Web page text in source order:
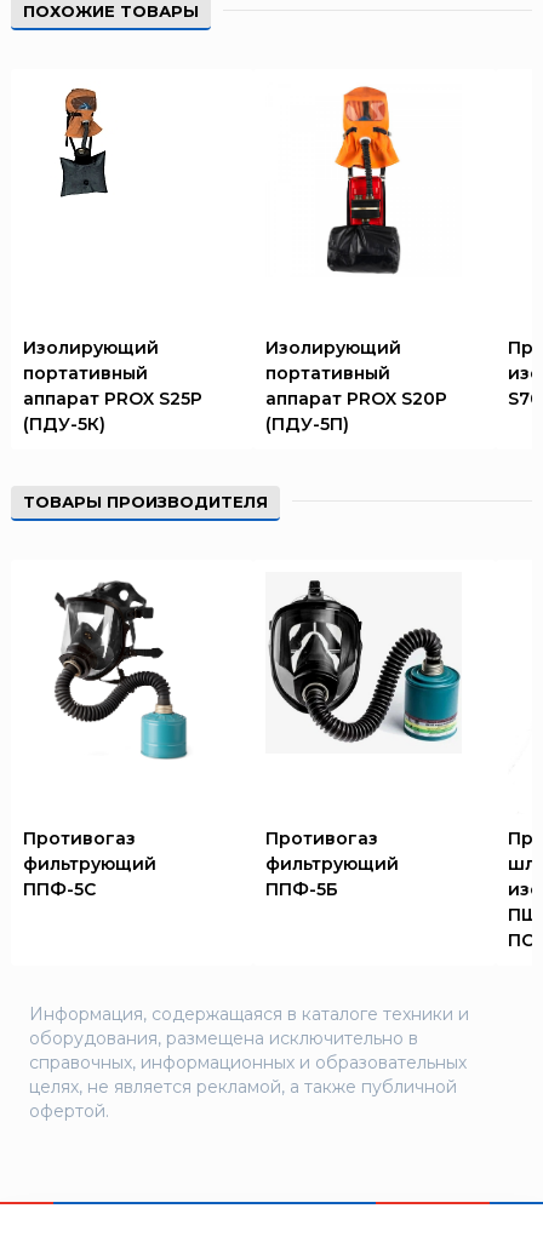
ПОХОЖИЕ ТОВАРЫ
Изолирующий
портативный
аппарат PROX S25P
(ПДУ-5К)
Изолирующий
портативный
аппарат PROX S20P
(ПДУ-5П)
ТОВАРЫ ПРОИЗВОДИТЕЛЯ
Противогаз
фильтрующий
ППФ-5С
Противогаз
фильтрующий
ППФ-5Б
Информация, содержащаяся в каталоге техники и
оборудования, размещена исключительно в
справочных, информационных и образовательных
целях, не является рекламой, а также публичной
офертой.